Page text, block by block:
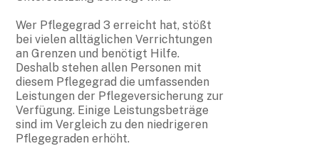
Wer Pflegegrad 3 erreicht hat, stößt
bei vielen alltäglichen Verrichtungen
an Grenzen und benötigt Hilfe.
Deshalb stehen allen Personen mit
diesem Pflegegrad die umfassenden
Leistungen der Pflegeversicherung zur
Verfügung. Einige Leistungsbeträge
sind im Vergleich zu den niedrigeren
Pflegegraden erhöht.